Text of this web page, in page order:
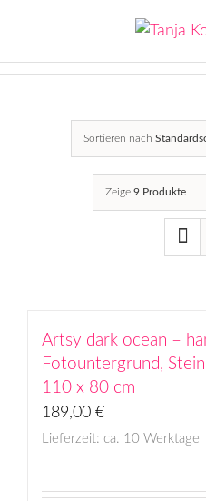
springen
Sortieren nach
Zeige 9 Produkte
Artsy dark ocean –
Fotountergrund,
110 x 80 cm
189,00 €
Lieferzeit: ca. 10 Werktage